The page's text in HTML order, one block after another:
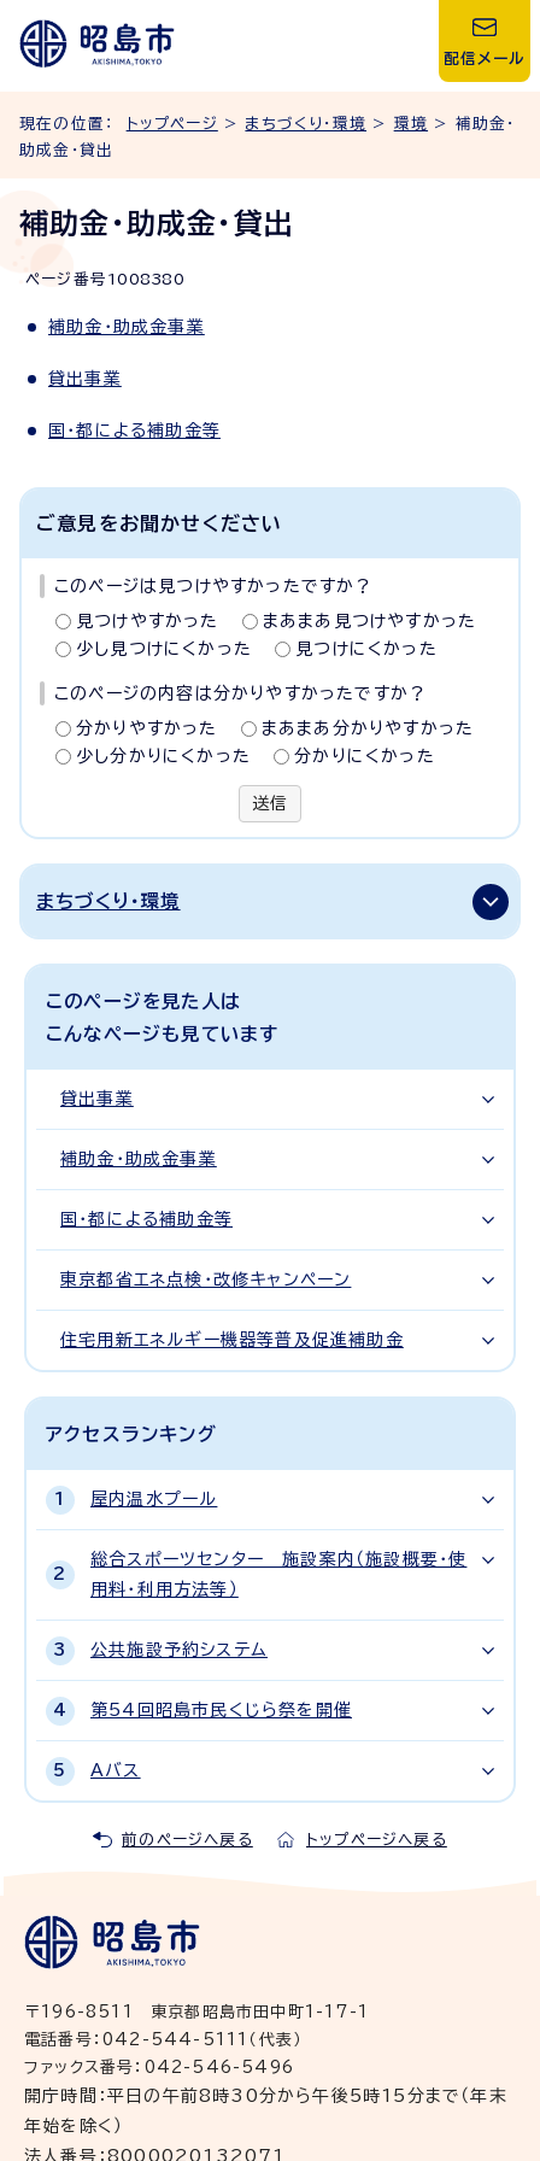
配信メール
現在の位置： トップページ > まちづくり・環境 > 環境 > 補助金・
助成金・貸出
補助金・助成金・貸出
ページ番号 1008380
補助金・助成金事業
貸出事業
国・都による補助金等
ご意見をお聞かせください
このページは見つけやすかったですか？
見つけやすかった
まあまあ見つけやすかった
少し見つけにくかった
見つけにくかった
このページの内容は分かりやすかったですか？
分かりやすかった
まあまあ分かりやすかった
少し分かりにくかった
分かりにくかった
送信
まちづくり・環境
このページを見た人は
こんなページも見ています
貸出事業
補助金・助成金事業
国・都による補助金等
東京都省エネ点検・改修キャンペーン
住宅用新エネルギー機器等普及促進補助金
アクセスランキング
屋内温水プール
総合スポーツセンター 施設案内（施設概要・使
用料・利用方法等）
公共施設予約システム
第54回昭島市民くじら祭を開催
Aバス
前のページへ戻る トップページへ戻る
〒196-8511 東京都昭島市田中町1-17-1
電話番号：042-544-5111（代表）
ファックス番号：042-546-5496
開庁時間：平日の午前8時30分から午後5時15分まで（年末
年始を除く）
法人番号：8000020132071